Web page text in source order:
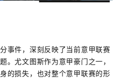
事件，深刻反映了当前意甲联赛
。尤文图斯作为意甲豪门之一，
的损失，也对整个意甲联赛的形